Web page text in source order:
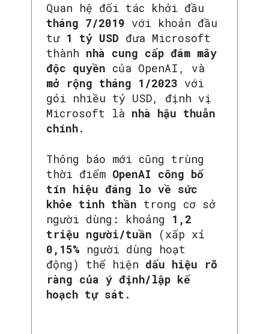
SEARCH...
Quan hệ đối tác khởi đầu
tháng 7/2019 với khoản đầu
tư 1 tỷ USD đưa Microsoft
thành nhà cung cấp đám mây
độc quyền của OpenAI, và
mở rộng tháng 1/2023 với
gói nhiều tỷ USD, định vị
Microsoft là nhà hậu thuẫn
chính.
Thông báo mới cũng trùng
thời điểm OpenAI công bố
tín hiệu đáng lo về sức
khỏe tinh thần trong cơ sở
người dùng: khoảng 1,2
triệu người/tuần (xấp xỉ
0,15% người dùng hoạt
động) thể hiện dấu hiệu rõ
ràng của ý định/lập kế
hoạch tự sát .